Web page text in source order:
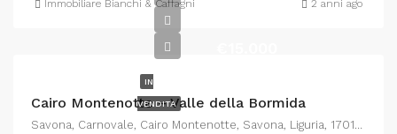
Immobiliare Bianchi & Caffagni 2 anni ago
IN
VENDITA
Cairo Montenotte – Valle della Bormida
Savona, Carnovale, Cairo Montenotte, Savona, Liguria, 17014, Italia